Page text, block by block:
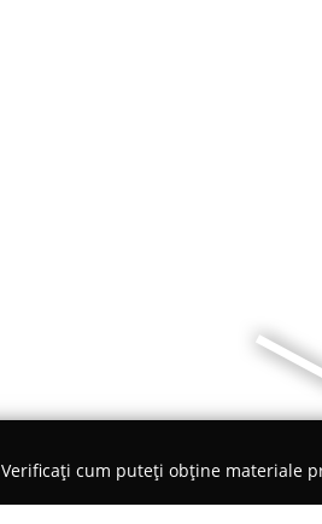
Verificați cum puteți obține materiale